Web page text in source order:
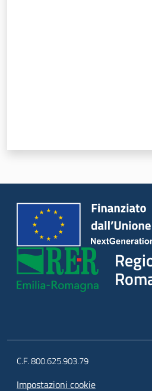
C.F. 800.625.903.79
Impostazioni cookie